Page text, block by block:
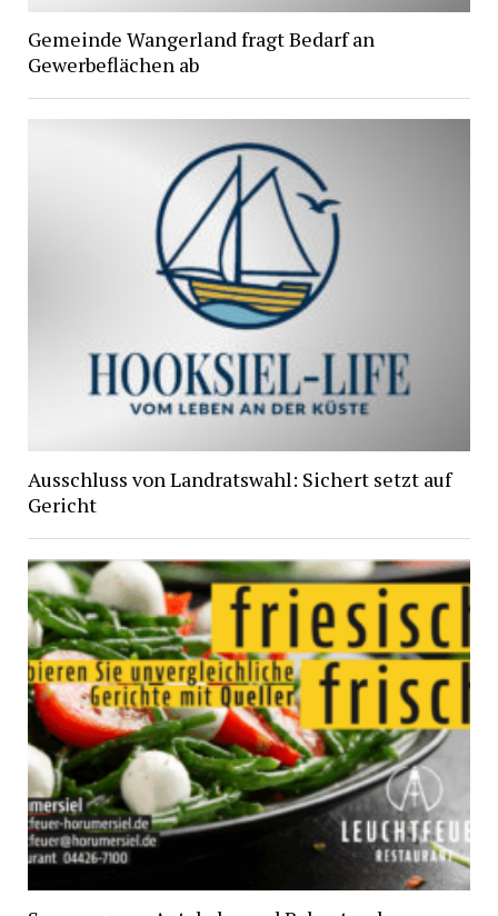
Gemeinde Wangerland fragt Bedarf an
Gewerbeflächen ab
Ausschluss von Landratswahl: Sichert setzt auf
Gericht